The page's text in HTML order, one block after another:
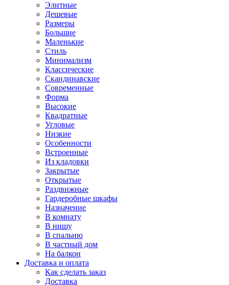
Элитные
Дешевые
Размеры
Большие
Маленькие
Стиль
Минимализм
Классические
Скандинавские
Современные
Форма
Высокие
Квадратные
Угловые
Низкие
Особенности
Встроенные
Из кладовки
Закрытые
Открытые
Раздвижные
Гардеробные шкафы
Назначение
В комнату
В нишу
В спальню
В частный дом
На балкон
Доставка и оплата
Как сделать заказ
Доставка